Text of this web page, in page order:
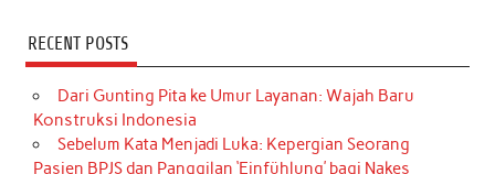
RECENT POSTS
Dari Gunting Pita ke Umur Layanan: Wajah Baru
Konstruksi Indonesia
Sebelum Kata Menjadi Luka: Kepergian Seorang
Pasien BPJS dan Panggilan ‘Einfühlung’ bagi Nakes